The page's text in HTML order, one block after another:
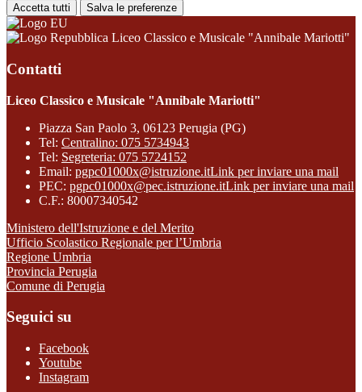
Accetta tutti Salva le preferenze
Liceo Classico e Musicale "Annibale Mariotti"
Contatti
Liceo Classico e Musicale "Annibale Mariotti"
Piazza San Paolo 3, 06123 Perugia (PG)
Tel: Centralino: 075 5734943
Tel: Segreteria: 075 5724152
Email: pgpc01000x@istruzione.itLink per inviare una mail
PEC: pgpc01000x@pec.istruzione.itLink per inviare una mail
C.F.: 80007340542
Ministero dell'Istruzione e del Merito
Ufficio Scolastico Regionale per l’Umbria
Regione Umbria
Provincia Perugia
Comune di Perugia
Seguici su
Facebook
Youtube
Instagram